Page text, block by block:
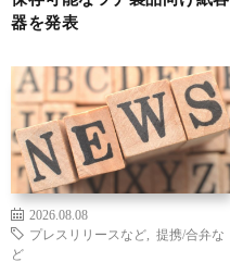
器を発表
2026.08.08
プレスリリースなど
提携/合弁な
ど